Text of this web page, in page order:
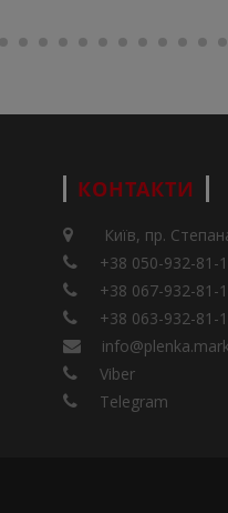
КОНТАКТИ
Київ, пр.
+38 050-932-81-
+38 067-932-81-
+38 063-932-81-
Viber
Telegram